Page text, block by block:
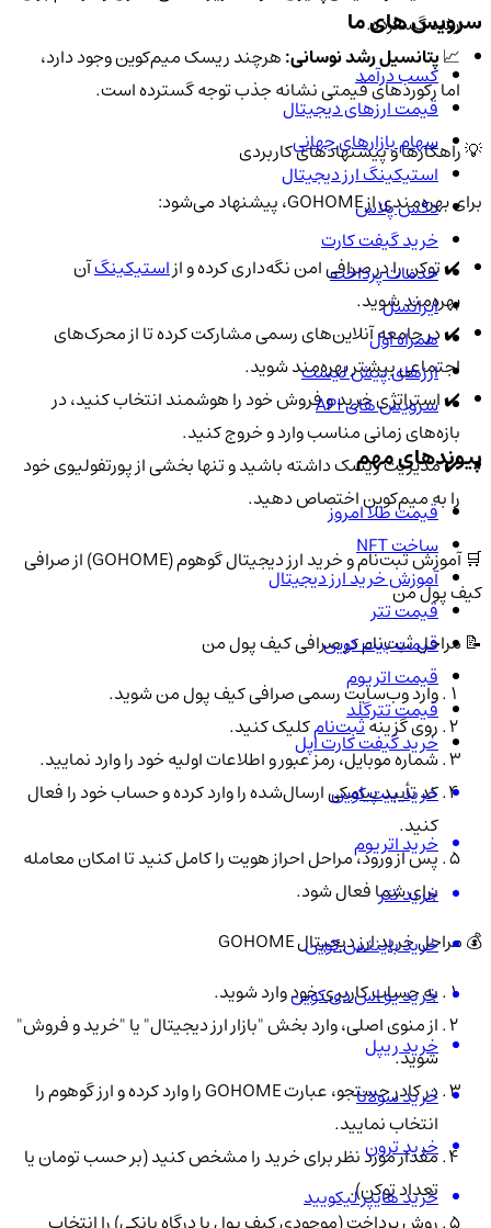
رشد گسترده.
📈پتانسیل رشد نوسانی:هرچند ریسک میم‌کوین وجود دارد،
اما رکوردهای قیمتی نشانه جذب توجه گسترده است.
💡 راهکارها و پیشنهادهای کاربردی
برای بهره‌مندی از GOHOME، پیشنهاد می‌شود:
✔️ توکن را در صرافی امن نگه‌داری کرده و ازاستیکینگآن
بهره‌مند شوید.
✔️ در جامعه آنلاین‌های رسمی مشارکت کرده تا از محرک‌های
اجتماعی بیشتر بهره‌مند شوید.
✔️ استراتژی خرید و فروش خود را هوشمند انتخاب کنید، در
بازه‌های زمانی مناسب وارد و خروج کنید.
✔️ مدیریت ریسک داشته باشید و تنها بخشی از پورتفولیوی خود
را به میم‌کوین اختصاص دهید.
🛒 آموزش ثبت‌نام و خرید ارز دیجیتال گوهوم (GOHOME) از صرافی
کیف پول من
📝 مراحل ثبت‌نام در صرافی کیف پول من
وارد وب‌سایت رسمی صرافی کیف پول من شوید.
روی گزینهثبت‌نامکلیک کنید.
شماره موبایل، رمز عبور و اطلاعات اولیه خود را وارد نمایید.
کد تأیید پیامکی ارسال‌شده را وارد کرده و حساب خود را فعال
کنید.
پس از ورود، مراحل احراز هویت را کامل کنید تا امکان معامله
برای شما فعال شود.
💰 مراحل خرید ارز دیجیتال GOHOME
به حساب کاربری خود وارد شوید.
از منوی اصلی، وارد بخش "بازار ارز دیجیتال" یا "خرید و فروش"
شوید.
در کادر جستجو، عبارت GOHOME را وارد کرده و ارز گوهوم را
انتخاب نمایید.
مقدار مورد نظر برای خرید را مشخص کنید (بر حسب تومان یا
تعداد توکن).
سرویس های ما
کسب درآمد
قیمت ارزهای دیجیتال
سهام بازارهای جهانی
استیکینگ ارز دیجیتال
دکس پلاس
خرید گیفت کارت
خدمات پرداخت
ایرانسل
همراه اول
ارزهای پیش لیست
سرویس های API
پیوندهای مهم
قیمت طلا امروز
ساخت NFT
آموزش خرید ارز دیجیتال
قیمت تتر
قیمت بیت کوین
قیمت اتریوم
قیمت تترگلد
خرید گیفت کارت اپل
خرید بیت کوین
خرید اتریوم
خرید تتر
خرید بایننس کوین
خرید یو اس دی کوین
خرید ریپل
خرید سولانا
خرید ترون
خرید هایپر لیکویید